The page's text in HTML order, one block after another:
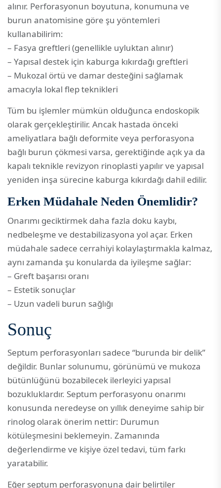
alınır. Perforasyonun boyutuna, konumuna ve
burun anatomisine göre şu yöntemleri
kullanabilirim:
– Fasya greftleri (genellikle uyluktan alınır)
– Yapısal destek için kaburga kıkırdağı greftleri
– Mukozal örtü ve damar desteğini sağlamak
amacıyla lokal flep teknikleri
Tüm bu işlemler mümkün olduğunca endoskopik
olarak gerçekleştirilir. Ancak hastada önceki
ameliyatlara bağlı deformite veya perforasyona
bağlı burun çökmesi varsa, gerektiğinde açık ya da
kapalı teknikle revizyon rinoplasti yapılır ve yapısal
yeniden inşa sürecine kaburga kıkırdağı dahil edilir.
Erken Müdahale Neden Önemlidir?
Onarımı geciktirmek daha fazla doku kaybı,
nedbeleşme ve destabilizasyona yol açar. Erken
müdahale sadece cerrahiyi kolaylaştırmakla kalmaz,
aynı zamanda şu konularda da iyileşme sağlar:
– Greft başarısı oranı
– Estetik sonuçlar
– Uzun vadeli burun sağlığı
Sonuç
Septum perforasyonları sadece “burunda bir delik”
değildir. Bunlar solunumu, görünümü ve mukoza
bütünlüğünü bozabilecek ilerleyici yapısal
bozukluklardır. Septum perforasyonu onarımı
konusunda neredeyse on yıllık deneyime sahip bir
rinolog olarak önerim nettir: Durumun
kötüleşmesini beklemeyin. Zamanında
değerlendirme ve kişiye özel tedavi, tüm farkı
yaratabilir.
Eğer septum perforasyonuna dair belirtiler